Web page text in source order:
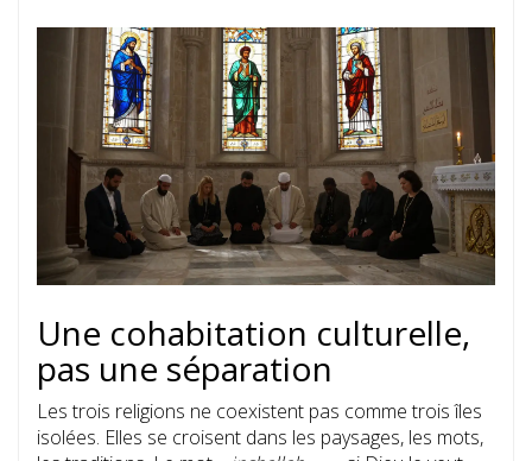
Une cohabitation culturelle,
pas une séparation
Les trois religions ne coexistent pas comme trois îles
isolées. Elles se croisent dans les paysages, les mots,